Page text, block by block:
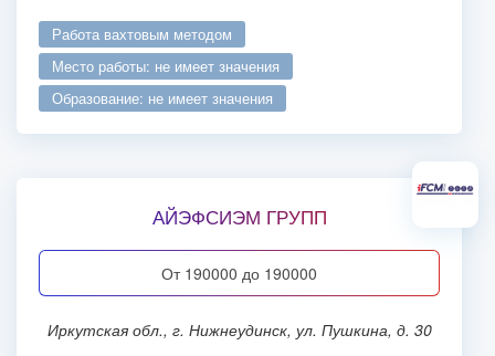
работа вахтовым методом
место работы: не имеет значения
образование: не имеет значения
АЙЭФСИЭМ ГРУПП
от 190000 до 190000
Иркутская обл., г. Нижнеудинск, ул. Пушкина, д. 30